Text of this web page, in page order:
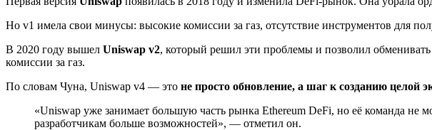
Но v1 имела свои минусы: высокие комиссии за газ, отсутствие инструментов для
В 2020 году вышел Uniswap v2, который решил эти проблемы и позволил
комиссии за газ.
По словам Чуна, Uniswap v4 — это не просто обновление, а шаг к созданию целой
«Uniswap уже занимает большую часть рынка Ethereum DeFi, но её команда не
разработчикам больше возможностей», — отметил он.